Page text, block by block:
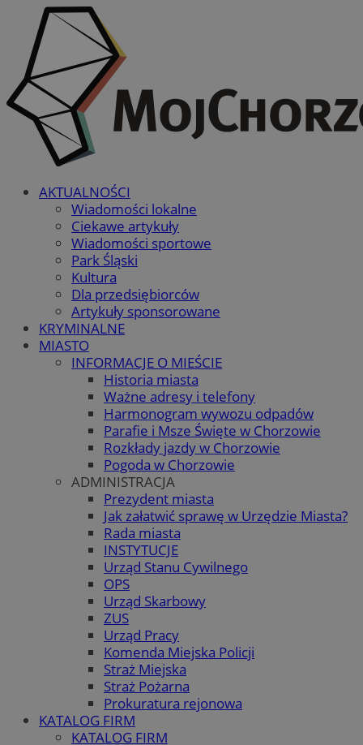
AKTUALNOŚCI
Wiadomości lokalne
Ciekawe artykuły
Wiadomości sportowe
Park Śląski
Kultura
Dla przedsiębiorców
Artykuły sponsorowane
KRYMINALNE
MIASTO
INFORMACJE O MIEŚCIE
Historia miasta
Ważne adresy i telefony
Harmonogram wywozu odpadów
Parafie i Msze Święte w Chorzowie
Rozkłady jazdy w Chorzowie
Pogoda w Chorzowie
ADMINISTRACJA
Prezydent miasta
Jak załatwić sprawę w Urzędzie Miasta?
Rada miasta
INSTYTUCJE
Urząd Stanu Cywilnego
OPS
Urząd Skarbowy
ZUS
Urząd Pracy
Komenda Miejska Policji
Straż Miejska
Straż Pożarna
Prokuratura rejonowa
KATALOG FIRM
KATALOG FIRM